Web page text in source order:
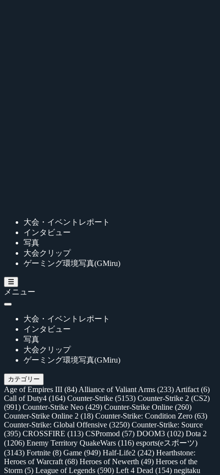
大会・イベントレポート
インタビュー
写真
大会クリップ
ゲーミング環境写真(GMiru)
メニュー
大会・イベントレポート
インタビュー
写真
大会クリップ
ゲーミング環境写真(GMiru)
カテゴリー
Age of Empires III (84) Alliance of Valiant Arms (233) Artifact (6)
Call of Duty4 (164) Counter-Strike (5153) Counter-Strike 2 (CS2)
(991) Counter-Strike Neo (429) Counter-Strike Online (260)
Counter-Strike Online 2 (18) Counter-Strike: Condition Zero (63)
Counter-Strike: Global Offensive (3250) Counter-Strike: Source
(395) CROSSFIRE (113) CSPromod (57) DOOM3 (102) Dota 2
(1206) Enemy Territory QuakeWars (116) esports(eスポーツ)
(3143) Fortnite (8) Game (949) Half-Life2 (242) Hearthstone:
Heroes of Warcraft (68) Heroes of Newerth (49) Heroes of the
Storm (5) League of Legends (590) Left 4 Dead (154) negitaku